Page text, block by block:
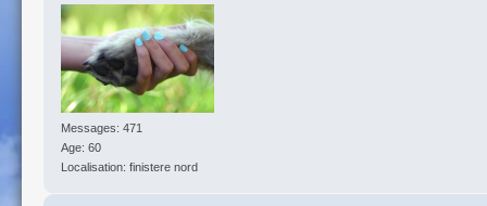
Messages: 471
Age: 60
Localisation: finistere nord